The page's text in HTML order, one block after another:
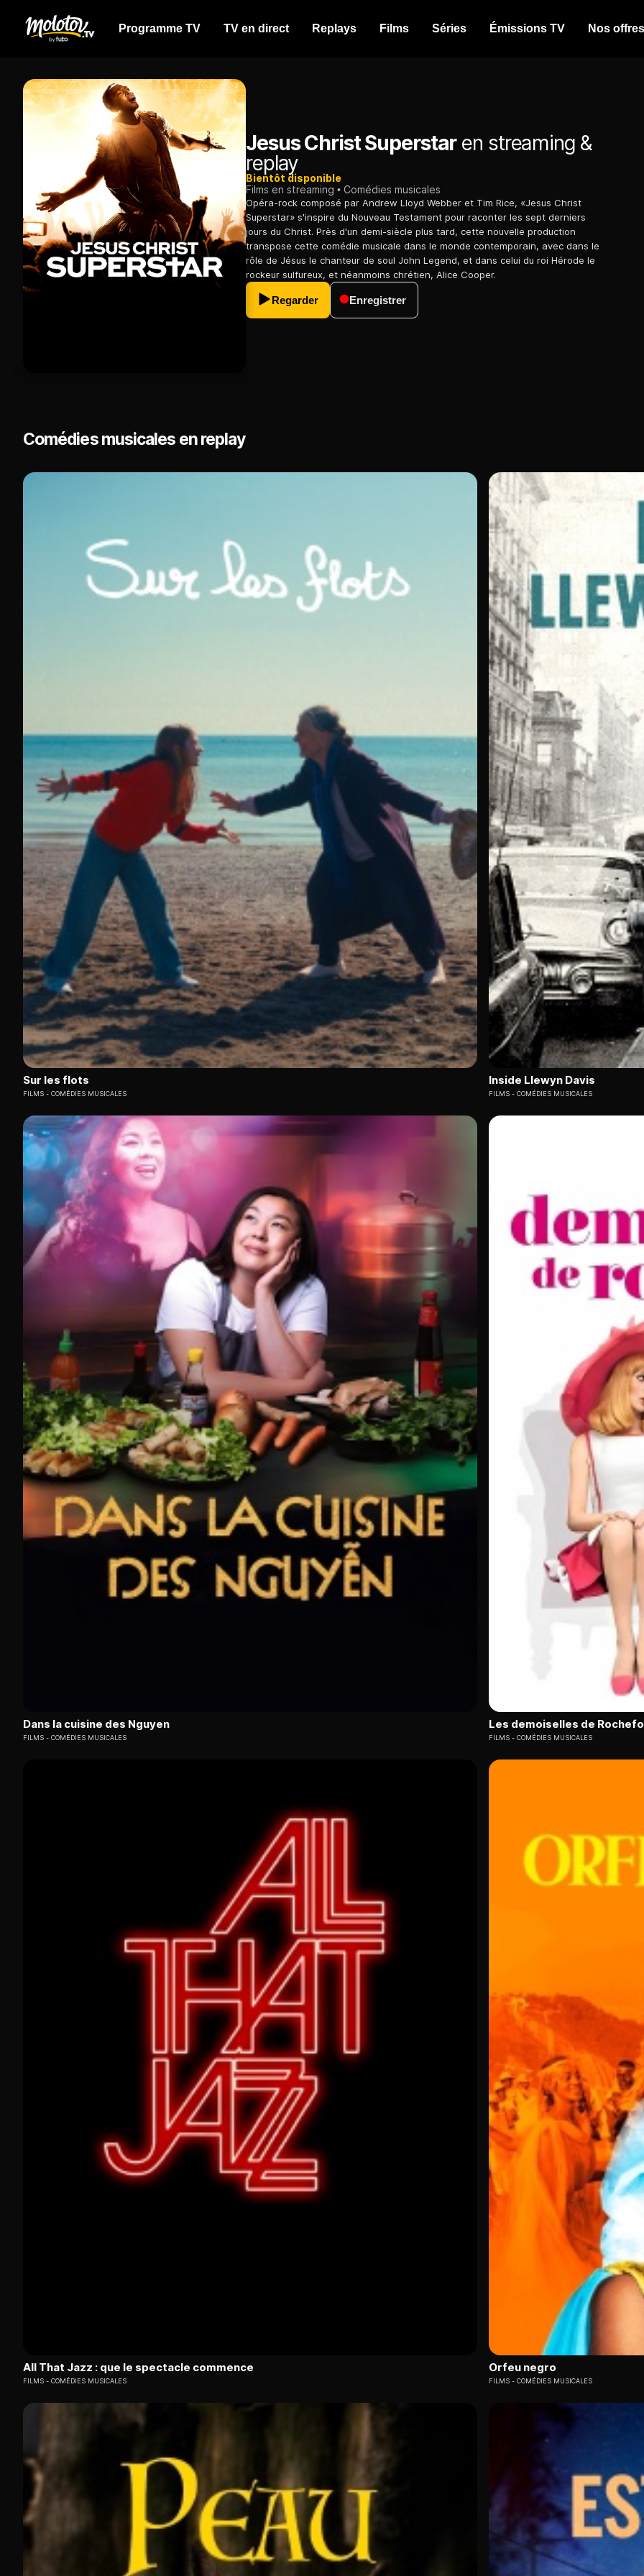
Programme TV TV en direct Replays Films Séries Émissions TV Nos offres
Jesus Christ Superstaren streaming &
replay
Bientôt disponible
Films en streaming
Comédies musicales
Opéra-rock composé par Andrew Lloyd Webber et Tim Rice, «Jesus Christ
Superstar» s'inspire du Nouveau Testament pour raconter les sept derniers
jours du Christ. Près d'un demi-siècle plus tard, cette nouvelle production
transpose cette comédie musicale dans le monde contemporain, avec dans le
rôle de Jésus le chanteur de soul John Legend, et dans celui du roi Hérode le
rockeur sulfureux, et néanmoins chrétien, Alice Cooper.
Regarder Enregistrer
Comédies musicales en replay
Sur les flots
FILMS COMÉDIES MUSICALES
Inside Llewyn Davis
FILMS COMÉDIES MUSICALES
Dans la cuisine des Nguyen
FILMS COMÉDIES MUSICALES
Les demoiselles de
FILMS COMÉDIES MUSICALES
All That Jazz : que le spectacle commence
FILMS COMÉDIES MUSICALES
Orfeu negro
FILMS COMÉDIES MUSICALES